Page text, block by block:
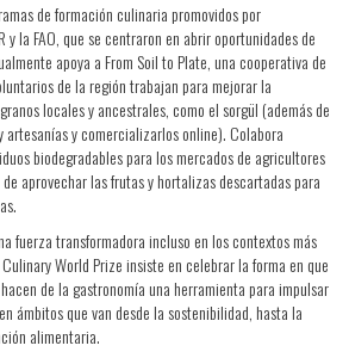
de formación culinaria promovidos por
y la FAO, que se centraron en abrir oportunidades de
apoya a From Soil to Plate, una cooperativa de
de la región trabajan para mejorar la
locales y ancestrales, como el sorgül (además de
artesanías y comercializarlos online). Colabora
biodegradables para los mercados de agricultores
aprovechar las frutas y hortalizas descartadas para
fuerza transformadora incluso en los contextos más
World Prize insiste en celebrar la forma en que
de la gastronomía una herramienta para impulsar
ámbitos que van desde la sostenibilidad, hasta la
alimentaria.